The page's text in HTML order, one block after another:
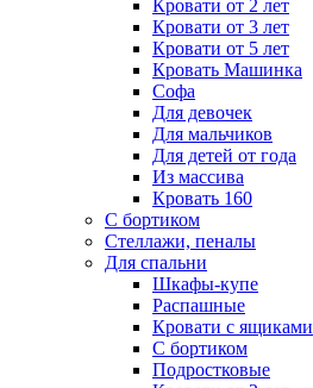
Кровати от 2 лет
Кровати от 3 лет
Кровати от 5 лет
Кровать Машинка
Софа
Для девочек
Для мальчиков
Для детей от года
Из массива
Кровать 160
С бортиком
Стеллажи, пеналы
Для спальни
Шкафы-купе
Распашные
Кровати с ящиками
С бортиком
Подростковые